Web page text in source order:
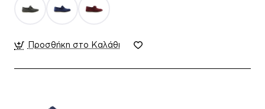
Προσθήκη στο Καλάθι